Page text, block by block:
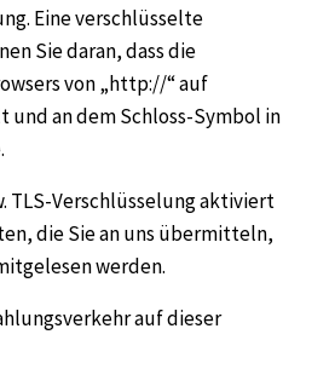
Eine verschlüsselte
Sie daran, dass die
von „http://“ auf
und an dem Schloss-Symbol in
TLS-Verschlüsselung aktiviert
die Sie an uns übermitteln,
werden.
auf dieser